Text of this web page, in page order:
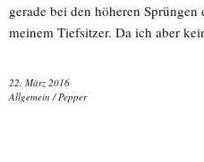
gerade bei den höheren
meinem Tiefsitzer. Da ich aber
22. März 2016
Allgemein / Pepper